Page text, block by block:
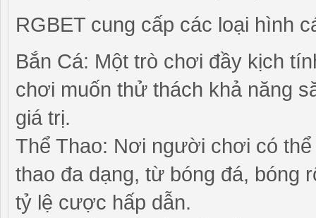
RGBET cung cấp các loại hình
Bắn Cá: Một trò chơi đầy kịch
chơi muốn thử thách khả năng
giá trị.
Thể Thao: Nơi người chơi có
thao đa dạng, từ bóng đá, bóng
tỷ lệ cược hấp dẫn.